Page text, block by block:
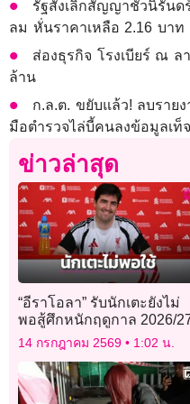
รัฐสั่งเลิกสัญญาชั่วนิรัน
ลม หั่นราคาเหลือ 2.16 บาท
ส่องธุรกิจ โรงเบียร์ ณ ล
ล้าน
ก.ล.ต. ขยับแล้ว! ลบราย
มือตำรวจไล่บี้คนลงข้อมูลเท็จ
ข่าวล่าสุด
“อีราโอลา” รับนักเตะยังไม่
พอสู้ศึกหนักฤดูกาล 2026/
14 กรกฎาคม 2569 1:02 น.